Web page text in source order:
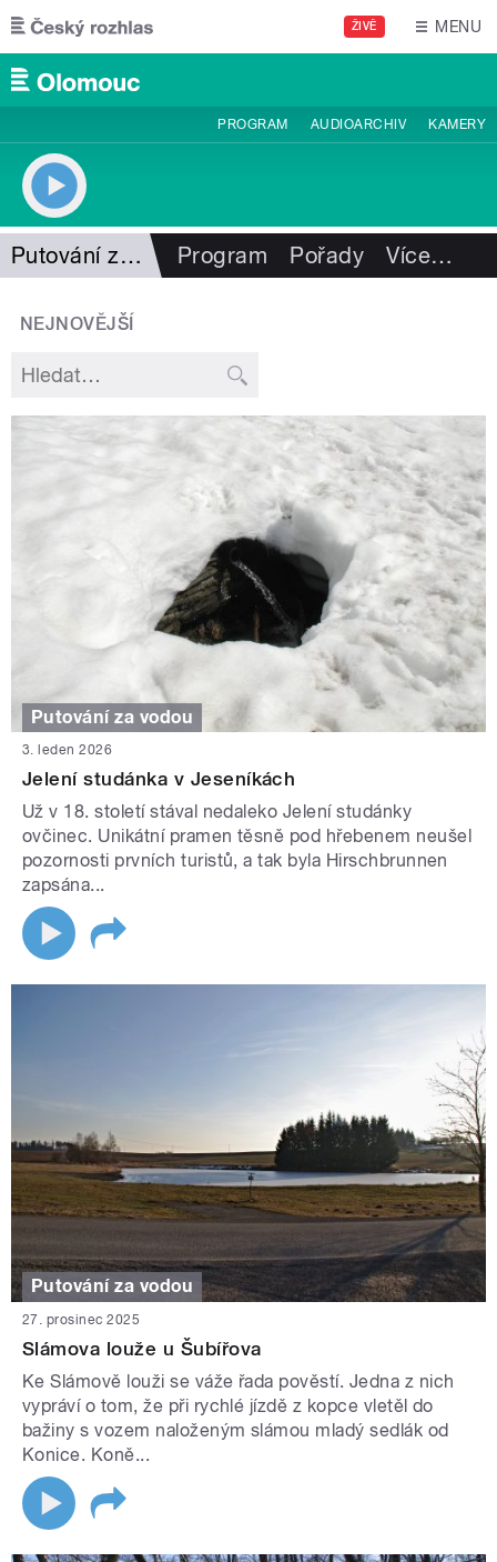
Přejít k hlavnímu obsahu
ŽIVĚ MENU
PROGRAM AUDIOARCHIV KAMERY
Putování za vodou Program Pořady Více…
NEJNOVĚJŠÍ
Putování za vodou
3. leden 2026
Jelení studánka v Jeseníkách
Už v 18. století stával nedaleko Jelení studánky
ovčinec. Unikátní pramen těsně pod hřebenem neušel
pozornosti prvních turistů, a tak byla Hirschbrunnen
zapsána...
Putování za vodou
27. prosinec 2025
Slámova louže u Šubířova
Ke Slámově louži se váže řada pověstí. Jedna z nich
vypráví o tom, že při rychlé jízdě z kopce vletěl do
bažiny s vozem naloženým slámou mladý sedlák od
Konice. Koně...